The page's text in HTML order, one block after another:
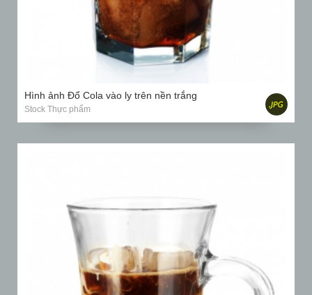
Hình ảnh Đổ Cola vào ly trên nền trắng
Stock Thực phẩm